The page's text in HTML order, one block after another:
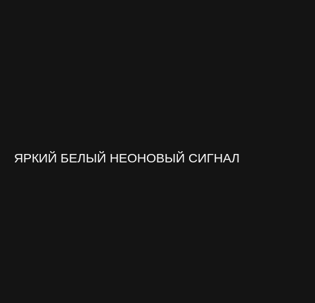
ЯРКИЙ БЕЛЫЙ НЕОНОВЫЙ СИГНАЛ